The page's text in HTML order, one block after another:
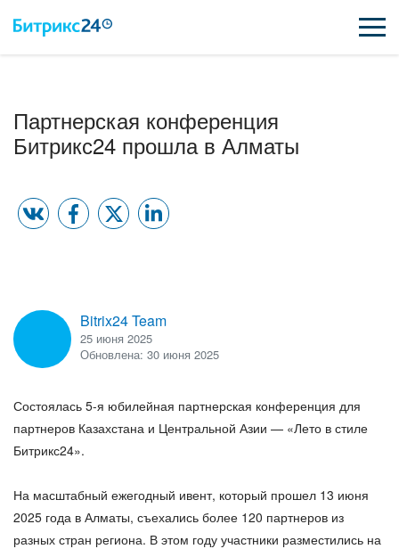
ЦЕНЫ
ВНЕДРЕНИЕ
ВХОД
Партнерская конференция
Битрикс24 прошла в Алматы
Bitrix24 Team
25 июня 2025
Обновлена: 30 июня 2025
Состоялась 5-я юбилейная партнерская конференция для
партнеров Казахстана и Центральной Азии — «Лето в стиле
Битрикс24».
На масштабный ежегодный ивент, который прошел 13 июня
2025 года в Алматы, съехались более 120 партнеров из
разных стран региона. В этом году участники разместились на